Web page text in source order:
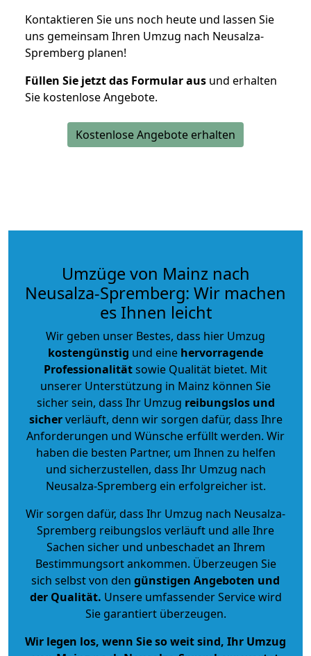
Kontaktieren Sie uns noch heute und lassen Sie
uns gemeinsam Ihren Umzug nach Neusalza-
Spremberg planen!
Füllen Sie jetzt das Formular aus und erhalten
Sie kostenlose Angebote.
Kostenlose Angebote erhalten
Umzüge von Mainz nach
Neusalza-Spremberg: Wir machen
es Ihnen leicht
Wir geben unser Bestes, dass hier Umzug
kostengünstig und eine hervorragende
Professionalitätsowie Qualität bietet. Mit
unserer Unterstützung in Mainz können Sie
sicher sein, dass Ihr Umzug reibungslos und
sicherverläuft, denn wir sorgen dafür, dass Ihre
Anforderungen und Wünsche erfüllt werden. Wir
haben die besten Partner, um Ihnen zu helfen
und sicherzustellen, dass Ihr Umzug nach
Neusalza-Spremberg ein erfolgreicher ist.
Wir sorgen dafür, dass Ihr Umzug nach Neusalza-
Spremberg reibungslos verläuft und alle Ihre
Sachen sicher und unbeschadet an Ihrem
Bestimmungsort ankommen. Überzeugen Sie
sich selbst von den günstigen Angeboten und
der Qualität. Unsere umfassender Service wird
Sie garantiert überzeugen.
Wir legen los, wenn Sie so weit sind, Ihr Umzug